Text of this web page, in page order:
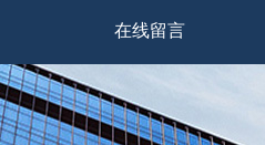
在线留言